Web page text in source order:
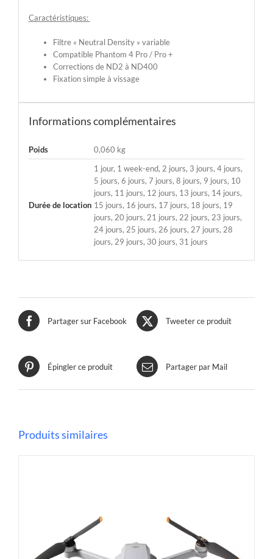
Caractéristiques:
Filtre « Neutral Density » variable
Compatible Phantom 4 Pro / Pro +
Corrections de ND2 à ND400
Fixation simple à vissage
Informations complémentaires
Poids 0,060 kg
Durée de location
1 jour, 1 week-end, 2 jours, 3 jours, 4 jours,
5 jours, 6 jours, 7 jours, 8 jours, 9 jours, 10
jours, 11 jours, 12 jours, 13 jours, 14 jours,
15 jours, 16 jours, 17 jours, 18 jours, 19
jours, 20 jours, 21 jours, 22 jours, 23 jours,
24 jours, 25 jours, 26 jours, 27 jours, 28
jours, 29 jours, 30 jours, 31 jours
Partager sur Facebook Tweeter ce produit
Épingler ce produit Partager par Mail
Produits similaires